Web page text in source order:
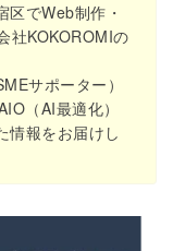
区でWeb制作・
社KOKOROMIの
サポーター）
（AI最適化）
情報をお届けし